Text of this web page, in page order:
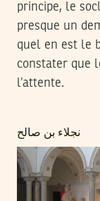
principe, le
presque un
quel en est le
constater que
l’attente.
نجلاء بن صالح